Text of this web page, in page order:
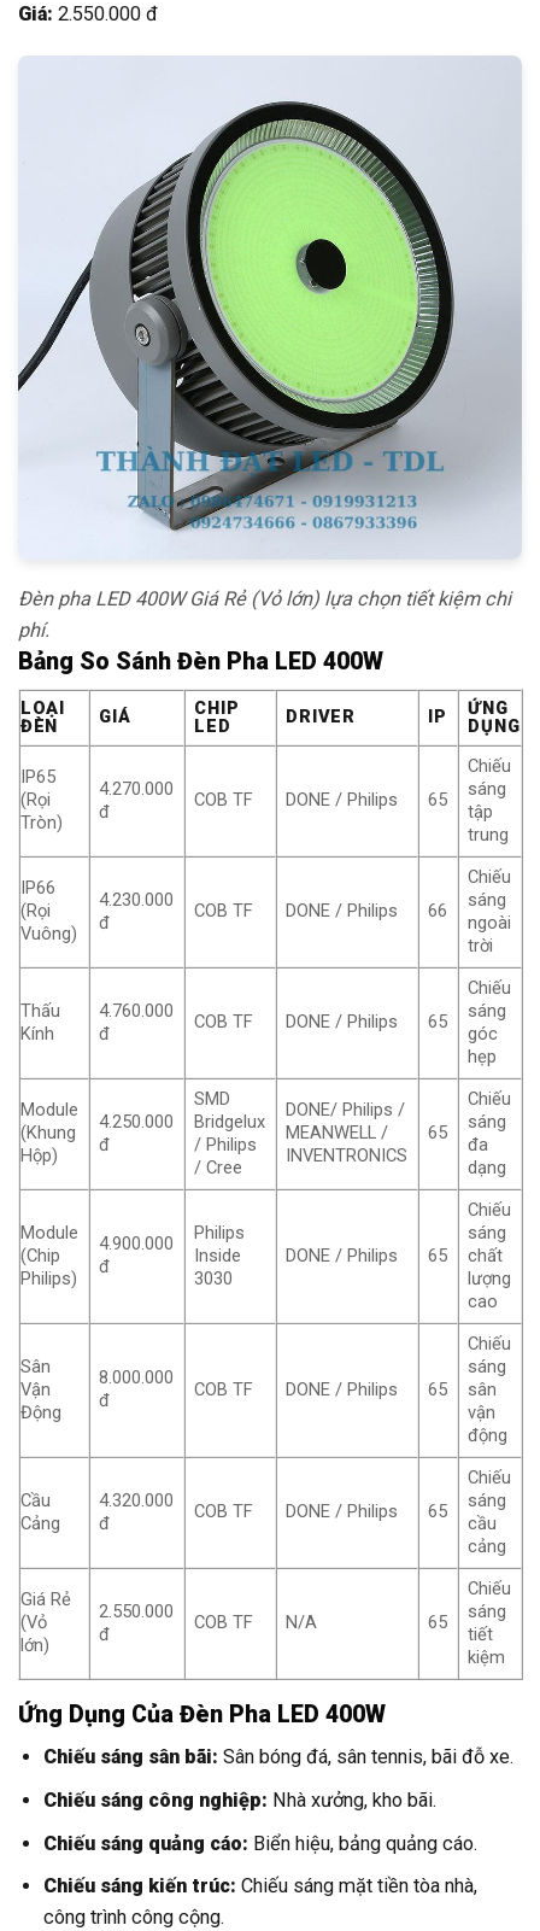
Giá: 2.550.000 đ
Đèn pha LED 400W Giá Rẻ (Vỏ lớn) lựa chọn tiết kiệm chi
phí.
Bảng So Sánh Đèn Pha LED 400W
LOẠI
ĐÈN
GIÁ
CHIP
LED
DRIVER IP
ỨNG
DỤNG
IP65
(Rọi
Tròn)
4.270.000
đ
COB TF DONE / Philips 65
Chiếu
sáng
tập
trung
IP66
(Rọi
Vuông)
4.230.000
đ
COB TF DONE / Philips 66
Chiếu
sáng
ngoài
trời
Thấu
Kính
4.760.000
đ
COB TF DONE / Philips 65
Chiếu
sáng
góc
hẹp
Module
(Khung
Hộp)
4.250.000
đ
SMD
Bridgelux
/ Philips
/ Cree
DONE/ Philips /
MEANWELL /
INVENTRONICS
65
Chiếu
sáng
đa
dạng
Module
(Chip
Philips)
4.900.000
đ
Philips
Inside
3030
DONE / Philips 65
Chiếu
sáng
chất
lượng
cao
Sân
Vận
Động
8.000.000
đ
COB TF DONE / Philips 65
Chiếu
sáng
sân
vận
động
Cầu
Cảng
4.320.000
đ
COB TF DONE / Philips 65
Chiếu
sáng
cầu
cảng
Giá Rẻ
(Vỏ
lớn)
2.550.000
đ
COB TF N/A 65
Chiếu
sáng
tiết
kiệm
Ứng Dụng Của Đèn Pha LED 400W
Chiếu sáng sân bãi: Sân bóng đá, sân tennis, bãi đỗ xe.
Chiếu sáng công nghiệp: Nhà xưởng, kho bãi.
Chiếu sáng quảng cáo: Biển hiệu, bảng quảng cáo.
Chiếu sáng kiến trúc: Chiếu sáng mặt tiền tòa nhà,
công trình công cộng.